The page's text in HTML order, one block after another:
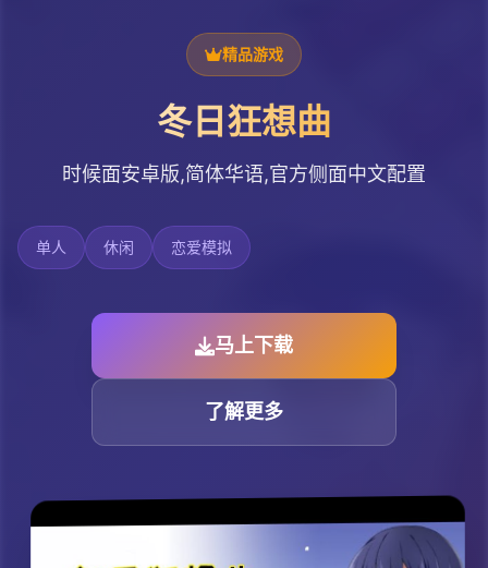
精品游戏
冬日狂想曲
时候面安卓版,简体华语,官方侧面中文配置
单人 休闲 恋爱模拟
马上下载
了解更多